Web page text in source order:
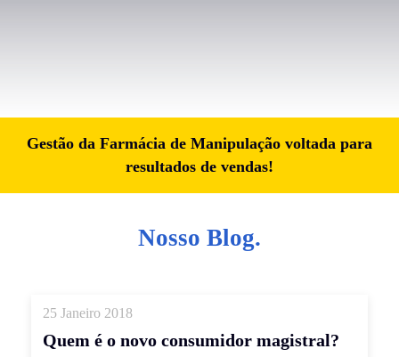
Gestão da Farmácia de Manipulação voltada para
resultados de vendas!
Nosso Blog.
25 Janeiro 2018
Quem é o novo consumidor magistral?